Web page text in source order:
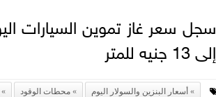
إلى 13 جنيه للمتر
أسعار البنزين والسولار اليوم محطات الوقود